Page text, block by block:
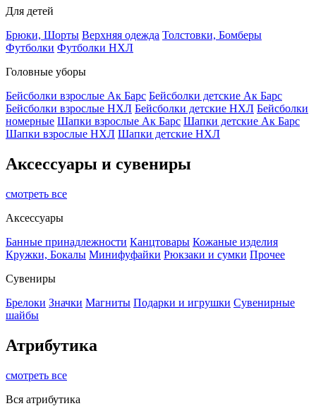
Для детей
Брюки, Шорты Верхняя одежда Толстовки, Бомберы
Футболки Футболки НХЛ
Головные уборы
Бейсболки взрослые Ак Барс Бейсболки детские Ак Барс
Бейсболки взрослые НХЛ Бейсболки детские НХЛ Бейсболки
номерные Шапки взрослые Ак Барс Шапки детские Ак Барс
Шапки взрослые НХЛ Шапки детские НХЛ
Аксессуары и сувениры
смотреть все
Аксессуары
Банные принадлежности Канцтовары Кожаные изделия
Кружки, Бокалы Минифуфайки Рюкзаки и сумки Прочее
Сувениры
Брелоки Значки Магниты Подарки и игрушки Сувенирные
шайбы
Атрибутика
смотреть все
Вся атрибутика